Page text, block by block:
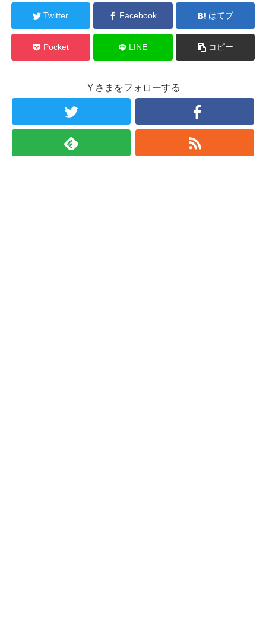
Twitter Facebook はてブ
Pocket LINE コピー
Ｙさまをフォローする